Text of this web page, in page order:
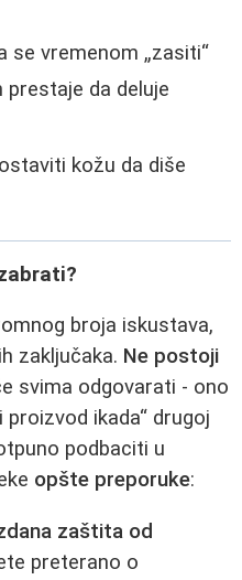
se vremenom „zasiti“
prestaje da deluje
kožu da diše
broja iskustava,
zaključaka. Ne postoji
svima odgovarati - ono
ikada“ drugoj
podbaciti u
opšte preporuke:
zaštita od
preterano o